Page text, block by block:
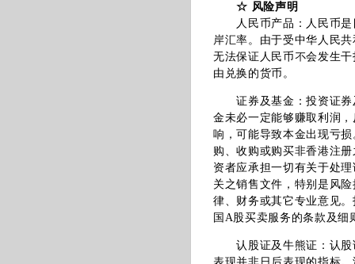
☆ 风险声明
人民币产品：人民币是
岸汇率。由于受中华人民
无法保证人民币不会发生
由兑换的货币。
证券及基金：投资证券
金未必一定能够赚取利润
响，可能导致本金出现亏
购、收购或购买非香港注
资者应承担一切有关于处
关之销售文件，特别是风
律、财务或其它专业意见
国A股买卖服务的条款及细
认股证及牛熊证：认股